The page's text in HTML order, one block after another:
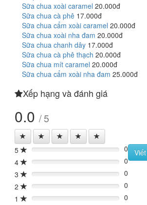
Sữa chua xoài caramel 20.000đ
Sữa chua cà phê 17.000đ
Sữa chua cẩm xoài caramel 20.000đ
Sữa chua xoài nha đam 20.000đ
Sữa chua chanh dây 17.000đ
Sữa chua cà phê thạch 20.000đ
Sữa chua mít caramel 20.000đ
Sữa chua cẩm xoài nha đam 25.000đ
Xếp hạng và đánh giá
0.0 / 5
5 0%
0
4
0%
0
3
0%
0
2
0%
0
1
0% 0